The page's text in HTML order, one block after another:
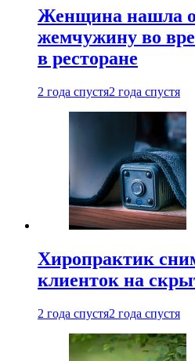
Женщина нашла
жемчужину во
в ресторане
2 года спустя2 года спустя
Хиропрактик
клиенток на
2 года спустя2 года спустя